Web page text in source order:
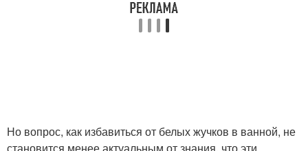
Но вопрос, как избавиться от белых жучков в ванной, не